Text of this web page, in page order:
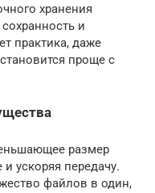
хранения
и
практика, даже
проще с
размер
ускоряя передачу.
файлов в один,